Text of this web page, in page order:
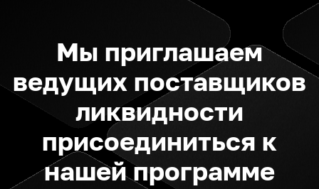
Мы приглашаем
ведущих поставщиков
ликвидности
присоединиться к
нашей программе